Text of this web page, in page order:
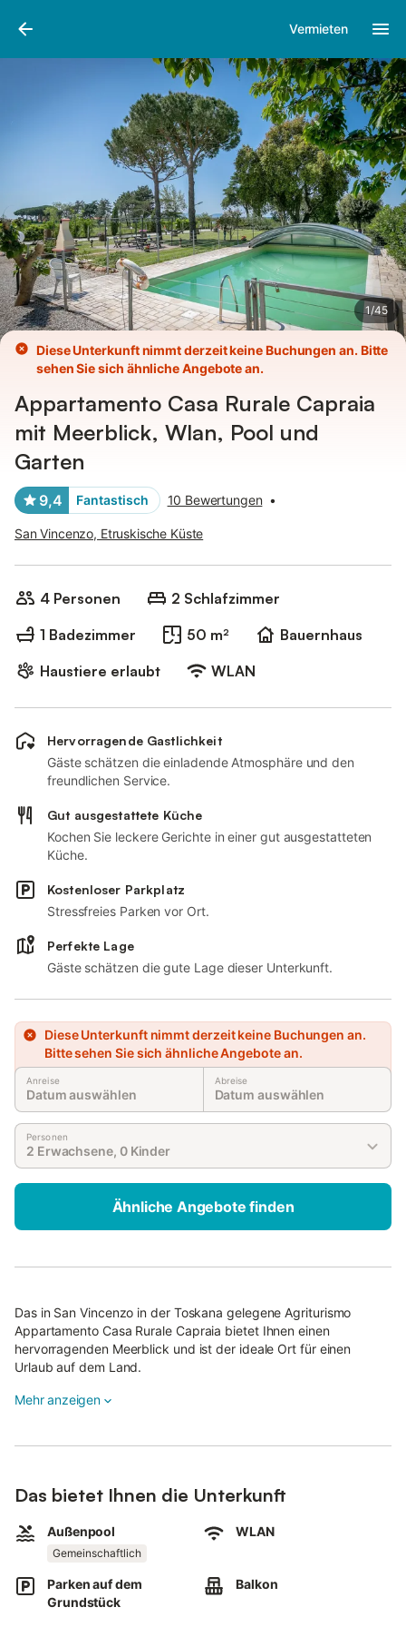
Vermieten
1/45
Bilder
Diese Unterkunft nimmt derzeit keine Buchungen an. Bitte
sehen Sie sich ähnliche Angebote an.
Appartamento Casa Rurale Capraia
mit Meerblick, Wlan, Pool und
Garten
9,4 Fantastisch 10 Bewertungen •
San Vincenzo, Etruskische Küste
4 Personen
2 Schlafzimmer
1 Badezimmer
50 m²
Bauernhaus
Haustiere erlaubt
WLAN
Hervorragende Gastlichkeit
Gäste schätzen die einladende Atmosphäre und den
freundlichen Service.
Gut ausgestattete Küche
Kochen Sie leckere Gerichte in einer gut ausgestatteten
Küche.
Kostenloser Parkplatz
Stressfreies Parken vor Ort.
Perfekte Lage
Gäste schätzen die gute Lage dieser Unterkunft.
Diese Unterkunft nimmt derzeit keine Buchungen an.
Bitte sehen Sie sich ähnliche Angebote an.
Anreise
Datum auswählen
Abreise
Datum auswählen
Personen
2 Erwachsene, 0 Kinder
Ähnliche Angebote finden
Das in San Vincenzo in der Toskana gelegene Agriturismo
Appartamento Casa Rurale Capraia bietet Ihnen einen
hervorragenden Meerblick und ist der ideale Ort für einen
Urlaub auf dem Land.
Die 50 m² große Unterkunft verfügt über eine gut ausgestattete
ausgestattet.
Ein Tischtennis steht Ihnen ebenfalls zur Verfügung.
Kinder sind herzlich willkommen.
Der private Außenbereich umfasst einen Balkon.
Mehr anzeigen
Das bietet Ihnen die Unterkunft
Außenpool
Gemeinschaftlich
WLAN
Parken auf dem
Grundstück
Balkon